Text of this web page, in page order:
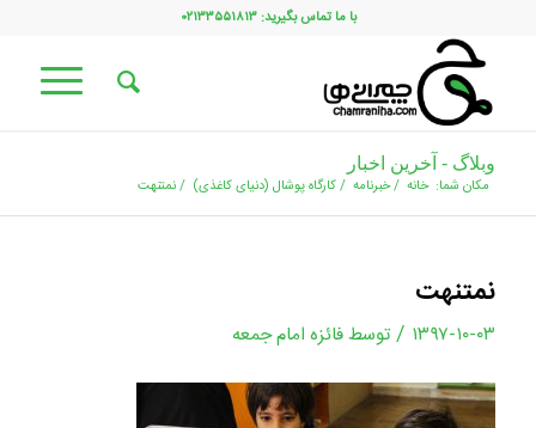
با ما تماس بگیرید: ۰۲۱۳۳۵۵۱۸۱۳
وبلاگ - آخرین اخبار
مکان شما: خانه /خبرنامه /كارگاه پوشال (دنیای کاغذی) /نمتنهت
نمتنهت
۱۳۹۷-۱۰-۰۳ / توسطفائزه امام جمعه